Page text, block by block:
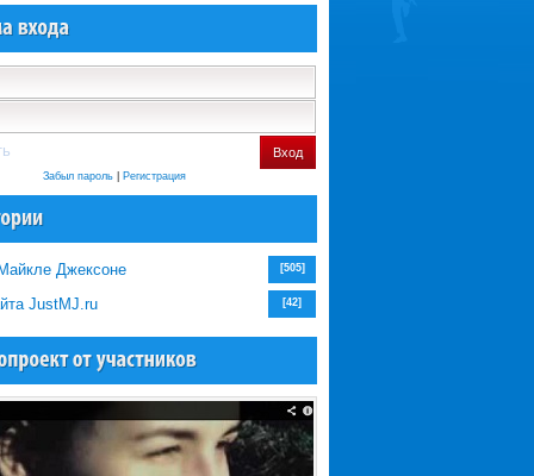
Вход
Забыл пароль Регистрация
Джексоне [505]
JustMJ.ru [42]